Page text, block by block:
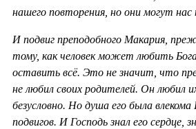
нашего повторения, но они могут
И подвиг преподобного Макария,
тому, как человек может любить
оставить всё. Это не значит, что
не любил своих родителей. Он любил
безусловно. Но душа его была
подвигов. И Господь знал его сердце,